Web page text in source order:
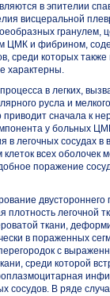
в эпителии
висцеральной
гранулем,
ЦМК и фибрином,
среди которых
характерны.
в легких,
русла и
сначала к
у больных
легочных сосудах в
всех оболочек
поражение
двустороннего
плотность легочной
ткани,
в пораженных
с
среди которой
В ряде